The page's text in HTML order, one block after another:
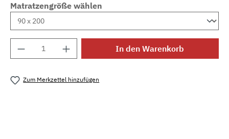
Matratzengröße wählen
Produkt Anzahl: Gib den gewünschten
In den Warenkorb
Zum Merkzettel hinzufügen